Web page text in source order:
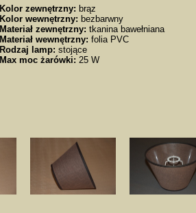
Kolor zewnętrzny: brąz
Kolor wewnętrzny: bezbarwny
Materiał zewnętrzny: tkanina bawełniana
Materiał wewnętrzny: folia PVC
Rodzaj lamp: stojące
Max moc żarówki: 25 W